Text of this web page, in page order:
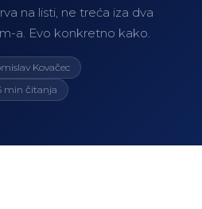
na listi, ne treća iza dva
a. Evo konkretno kako.
Kovačec
min čitanja